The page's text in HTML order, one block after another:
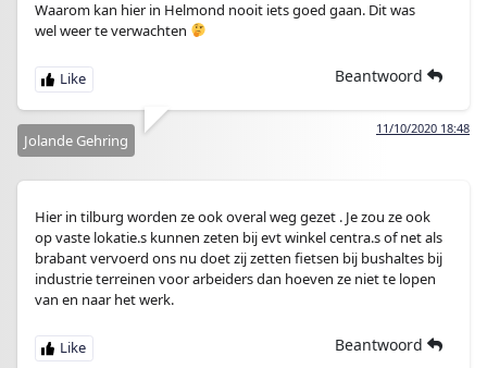
Waarom kan hier in Helmond nooit iets goed gaan. Dit was
wel weer te verwachten
Beantwoord
11/10/2020 18:48
Jolande Gehring
Hier in tilburg worden ze ook overal weg gezet . Je zou ze ook
op vaste lokatie.s kunnen zeten bij evt winkel centra.s of net als
brabant vervoerd ons nu doet zij zetten fietsen bij bushaltes bij
industrie terreinen voor arbeiders dan hoeven ze niet te lopen
van en naar het werk.
Beantwoord